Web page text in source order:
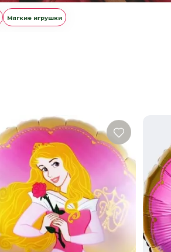
Мягкие игрушки